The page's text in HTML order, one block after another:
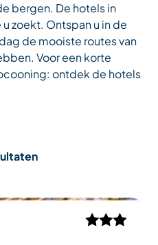
bergen. De hotels in
zoekt. Ontspan u in de
de mooiste routes van
Voor een korte
ontdek de hotels